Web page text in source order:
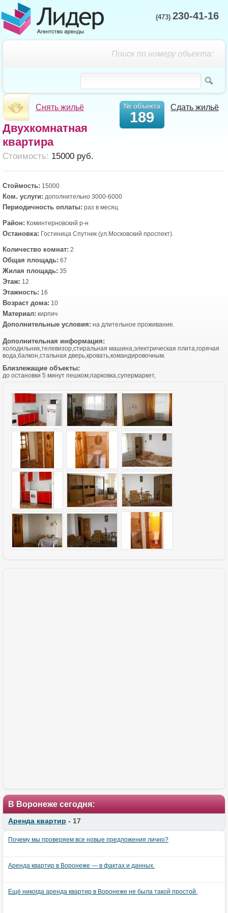
(473) 230-41-16
Поиск по номеру объекта:
Снять жильё Сдать жильё
№ объекта
189
Двухкомнатная
квартира
Cтоимость: 15000 руб.
Стоймость: 15000
Ком. услуги: дополнительно 3000-6000
Периодичность оплаты: раз в месяц
Район: Коминтерновский р-н
Остановка: Гостиница Спутник (ул.Московский проспект).
Количество комнат: 2
Общая площадь: 67
Жилая площадь: 35
Этаж: 12
Этажность: 16
Возраст дома: 10
Материал: кирпич
Дополнительные условия: на длительное проживание.
Дополнительная информация:
холодильник,телевизор,стиральная машина,электрическая плита,горячая
вода,балкон,стальная дверь,кровать,командировочным.
Близлежащие объекты:
до остановки 5 минут пешком,парковка,супермаркет,
В Воронеже сегодня:
Аренда квартир - 17
Почему мы проверяем все новые предложения лично?
Аренда квартир в Воронеже — в фактах и данных.
Ещё никогда аренда квартир в Воронеже не была такой простой.